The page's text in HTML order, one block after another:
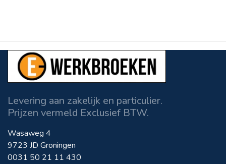
Levering aan zakelijk en particulier.
Prijzen vermeld Exclusief BTW.
Wasaweg 4
9723 JD Groningen
0031 50 21 11 430